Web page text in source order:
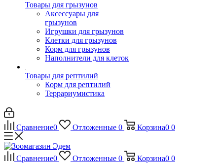
Товары для грызунов
Аксессуары для
грызунов
Игрушки для грызунов
Клетки для грызунов
Корм для грызунов
Наполнители для клеток
Товары для рептилий
Корм для рептилий
Террариумистика
Сравнение0 Отложенные 0 Корзина0 0
Сравнение0 Отложенные 0 Корзина0 0